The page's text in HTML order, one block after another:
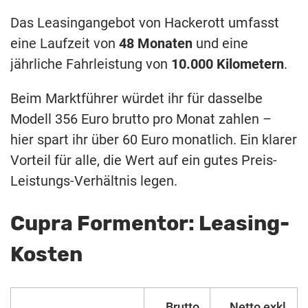
Das Leasingangebot von Hackerott umfasst
eine Laufzeit von 48 Monaten und eine
jährliche Fahrleistung von 10.000 Kilometern.
Beim Marktführer würdet ihr für dasselbe
Modell 356 Euro brutto pro Monat zahlen –
hier spart ihr über 60 Euro monatlich. Ein klarer
Vorteil für alle, die Wert auf ein gutes Preis-
Leistungs-Verhältnis legen.
Cupra Formentor: Leasing-
Kosten